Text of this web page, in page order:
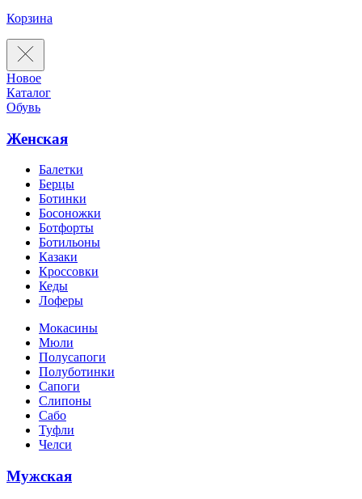
Корзина
Новое
Каталог
Обувь
Женская
Балетки
Берцы
Ботинки
Босоножки
Ботфорты
Ботильоны
Казаки
Кроссовки
Кеды
Лоферы
Мокасины
Мюли
Полусапоги
Полуботинки
Сапоги
Слипоны
Сабо
Туфли
Челси
Мужская